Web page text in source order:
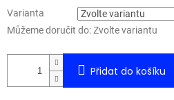
Varianta
Můžeme doručit do:Zvolte variantu
Přidat do košíku